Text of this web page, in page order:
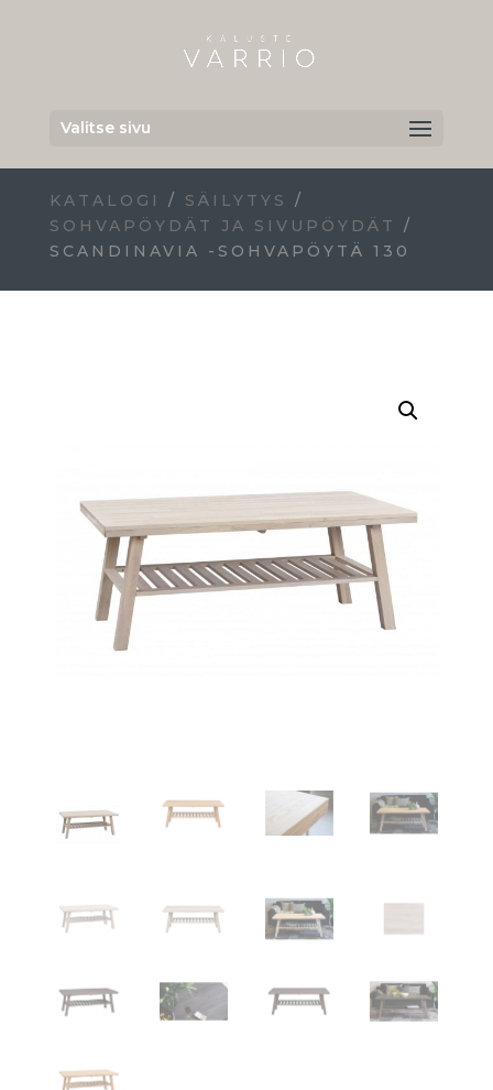
Valitse sivu
KATALOGI / SÄILYTYS
/
SOHVAPÖYDÄT JA SIVUPÖYDÄT
/
SCANDINAVIA -SOHVAPÖYTÄ 130